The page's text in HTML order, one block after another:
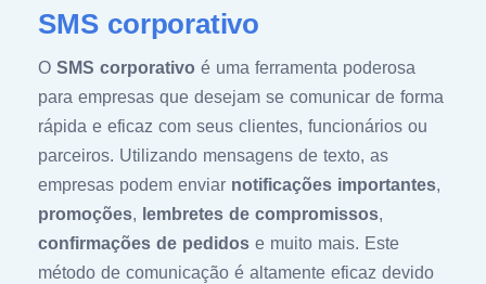
SMS corporativo
O SMS corporativo é uma ferramenta poderosa
para empresas que desejam se comunicar de forma
rápida e eficaz com seus clientes, funcionários ou
parceiros. Utilizando mensagens de texto, as
empresas podem enviar notificações importantes,
promoções, lembretes de compromissos,
confirmações de pedidos e muito mais. Este
método de comunicação é altamente eficaz devido